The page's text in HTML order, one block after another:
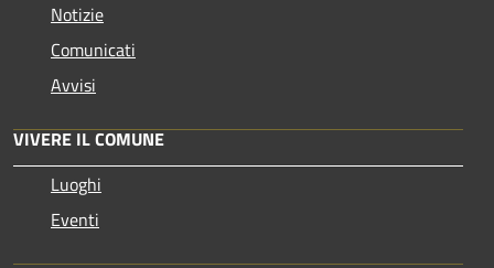
Notizie
Comunicati
Avvisi
VIVERE IL COMUNE
Luoghi
Eventi